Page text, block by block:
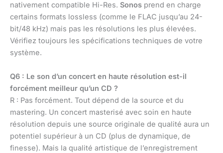
nativement compatible Hi-Res. Sonos prend en charge
certains formats lossless (comme le FLAC jusqu’au 24-
bit/48 kHz) mais pas les résolutions les plus élevées.
Vérifiez toujours les spécifications techniques de votre
système.
Q6 : Le son d’un concert en haute résolution est-il
forcément meilleur qu’un CD ?
R : Pas forcément. Tout dépend de la source et du
mastering. Un concert masterisé avec soin en haute
résolution depuis une source originale de qualité aura un
potentiel supérieur à un CD (plus de dynamique, de
finesse). Mais la qualité artistique de l’enregistrement